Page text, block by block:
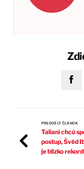
PREDOŠLÝ ČLÁNOK
Taliani chcú
postup, Švéd
je blízko